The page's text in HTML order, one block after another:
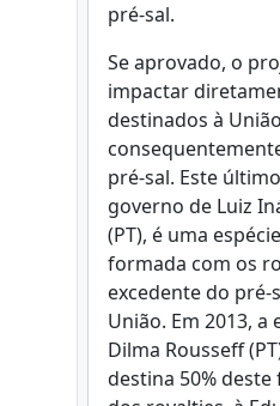
pré-sal.
Se aprovado, o
impactar
destinados à
pré-sal. Este
governo de Luiz
(PT), é uma
formada com os
excedente do pré-
União. Em 2013,
Dilma Rousseff
destina 50% deste